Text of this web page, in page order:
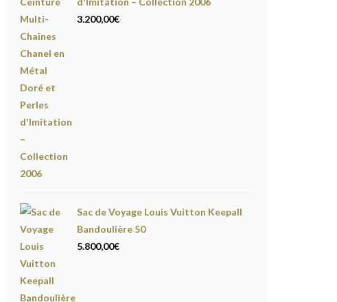
3.200,00€
Sac de Voyage Louis Vuitton Keepall
Bandoulière 50
5.800,00€